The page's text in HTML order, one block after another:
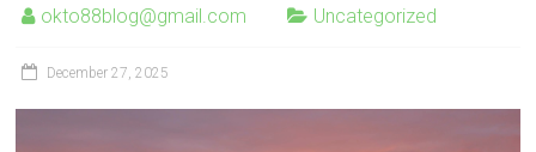
okto88blog@gmail.com Uncategorized
December 27, 2025